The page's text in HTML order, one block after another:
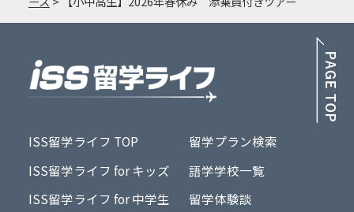
ISS留学ライフ TOP
ISS留学ライフ for キッズ
ISS留学ライフ for 中学生
留学プラン検索
語学学校一覧
留学体験談